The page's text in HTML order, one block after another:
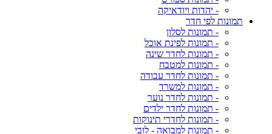
- יהדות ויודאיקה
תמונות לפי חדר
- תמונות לסלון
- תמונות לפינת אוכל
- תמונות לחדר שינה
- תמונות למטבח
- תמונות לחדר עבודה
- תמונות למשרד
- תמונות לחדר נוער
- תמונות לחדר ילדים
- תמונות לחדרי תינוקות
- תמונות למבואה - לובי